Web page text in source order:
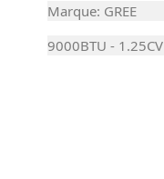
Marque: GREE
9000BTU - 1.25CV